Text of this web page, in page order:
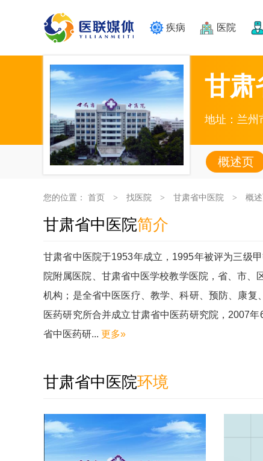
疾病 医院
甘肃
地址：兰州
概述页
您的位置： 首页 > 找医院 > 甘肃省中医院 > 概
甘肃省中医院简介
甘肃省中医院于1953年成立，1995年被评为三级
院附属医院、甘肃省中医学校教学医院，省、市
机构；是全省中医医疗、教学、科研、预防、康
医药研究所合并成立甘肃省中医药研究院，2007
省中医药研... 更多»
甘肃省中医院环境